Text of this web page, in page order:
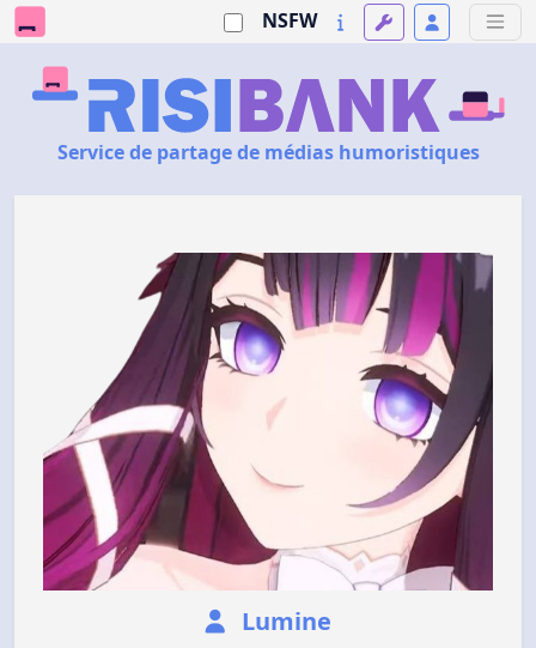
NSFW
Service de partage de médias humoristiques
Lumine